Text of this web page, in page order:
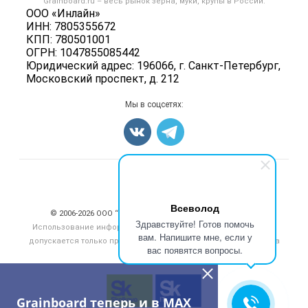
Всеволод
Здравствуйте! Готов помочь
вам. Напишите мне, если у
вас появятся вопросы.
Grainboard теперь и в MAX
ООО «Инлайн»
ИНН: 7805355672
КПП: 780501001
ОГРН: 1047855085442
Юридический адрес: 196066, г. Санкт-Петербург,
Московский проспект, д. 212
Политика обработки персональных данных
Мука
Оборудование
Прочее
Карта объявлений
Мы в соцсетях:
© 2006‑2026 ООО “Инлайн”. 12+ Все права защищены.
Использование информации, размещенной на данном сайте,
допускается только при размещении активной гиперссылки на
сайт
grainboard.ru